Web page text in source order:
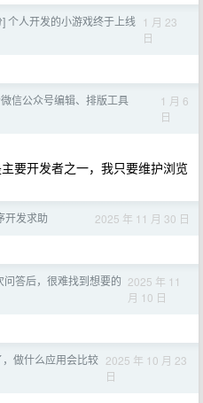
个人开发的小游戏终于上线
1 月 23
日
信公众号编辑、排版工具
1 月 6
日
要开发者之一，我只要维护浏览
开发求助 2025 年 11 月 30 日
问答后，很难找到想要的 2025 年 11
月 10 日
做什么应用会比较 2025 年 10 月 23
日